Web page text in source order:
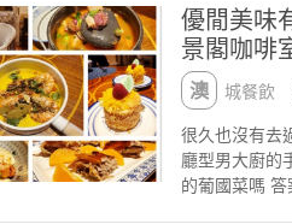
優閒美味
景閣咖啡
澳城餐飲
很久也沒有去
廳型男大廚的
的葡國菜嗎